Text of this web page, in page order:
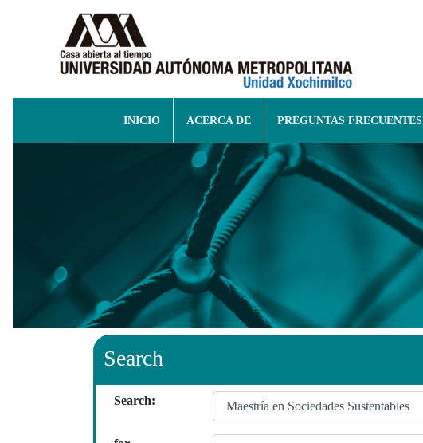
INICIO ACERCA DE PREGUNTAS FRECUENTES
Search
Search: